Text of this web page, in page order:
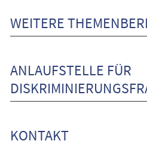
WEITERE
ANLAUFSTELLE FÜR
KONTAKT